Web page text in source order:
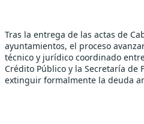
Tras la entrega de las actas de
ayuntamientos, el proceso
técnico y jurídico coordinado
Crédito Público y la Secretaría de
extinguir formalmente la deuda